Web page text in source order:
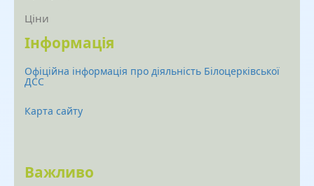
Ціни
Інформація
Офіційна інформація про діяльність Білоцерківської
ДСС
Карта сайту
Важливо